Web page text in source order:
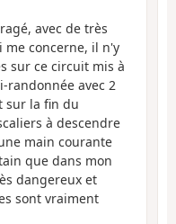
avec de très
me concerne, il n'y
sur ce circuit mis à
randonnée avec 2
sur la fin du
à descendre
main courante
que dans mon
dangereux et
sont vraiment